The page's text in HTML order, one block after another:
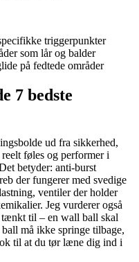
triggerpunkter
som lår og balder
på fedtede områder
7 bedste
ud fra sikkerhed,
føles og performer i
betyder: anti-burst
der fungerer med svedige
ventiler der holder
Jeg vurderer også
tænkt til – en wall ball skal
må ikke springe tilbage,
til at du tør læne dig ind i